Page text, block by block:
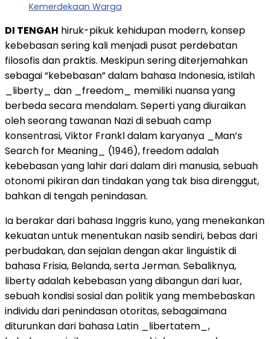
Kemerdekaan Warga
DI TENGAH hiruk-pikuk kehidupan modern, konsep
kebebasan sering kali menjadi pusat perdebatan
filosofis dan praktis. Meskipun sering diterjemahkan
sebagai “kebebasan” dalam bahasa Indonesia, istilah
_liberty_ dan _freedom_ memiliki nuansa yang
berbeda secara mendalam. Seperti yang diuraikan
oleh seorang tawanan Nazi di sebuah camp
konsentrasi, Viktor Frankl dalam karyanya _Man’s
Search for Meaning_ (1946), freedom adalah
kebebasan yang lahir dari dalam diri manusia, sebuah
otonomi pikiran dan tindakan yang tak bisa direnggut,
bahkan di tengah penindasan.
Ia berakar dari bahasa Inggris kuno, yang menekankan
kekuatan untuk menentukan nasib sendiri, bebas dari
perbudakan, dan sejalan dengan akar linguistik di
bahasa Frisia, Belanda, serta Jerman. Sebaliknya,
liberty adalah kebebasan yang dibangun dari luar,
sebuah kondisi sosial dan politik yang membebaskan
individu dari penindasan otoritas, sebagaimana
diturunkan dari bahasa Latin _libertatem_,